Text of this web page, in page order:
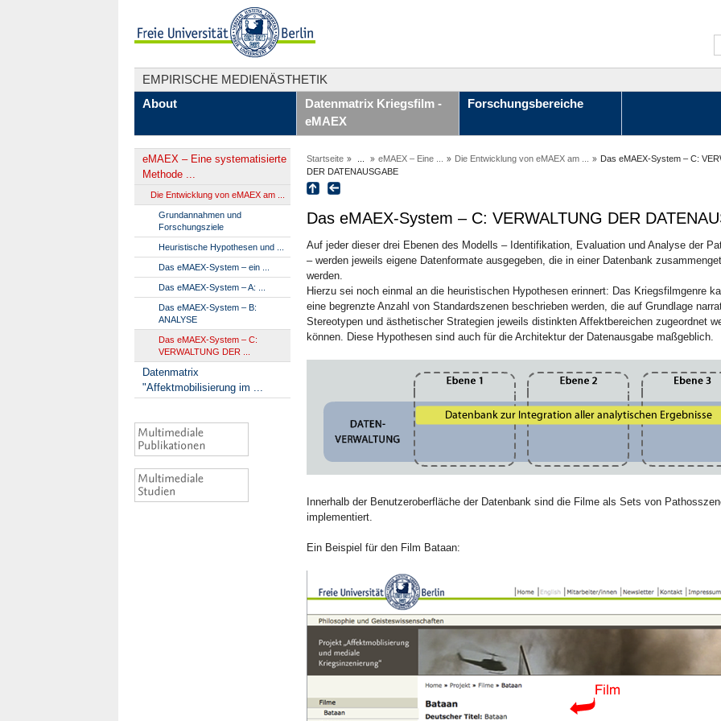
EMPIRISCHE MEDIENÄSTHETIK
About
Datenmatrix Kriegsfilm -
eMAEX
Forschungsbereiche
eMAEX – Eine systematisierte
Methode ...
Die Entwicklung von eMAEX am ...
Grundannahmen und
Forschungsziele
Heuristische Hypothesen und ...
Das eMAEX-System – ein ...
Das eMAEX-System – A: ...
Das eMAEX-System – B:
ANALYSE
Das eMAEX-System – C:
VERWALTUNG DER ...
Datenmatrix
"Affektmobilisierung im ...
Startseite eMAEX – Eine ... Die Entwicklung von eMAEX am ...
Das eMAEX-System – C:
DER DATENAUSGABE
Das eMAEX-System – C: VERWALTUNG DER
Auf jeder dieser drei Ebenen des Modells – Identifikation, Evaluation und Analyse der
– werden jeweils eigene Datenformate ausgegeben, die in einer Datenbank
werden.
Hierzu sei noch einmal an die heuristischen Hypothesen erinnert: Das Kriegsfilmgenre
eine begrenzte Anzahl von Standardszenen beschrieben werden, die auf Grundlage
Stereotypen und ästhetischer Strategien jeweils distinkten Affektbereichen zugeordnet
können. Diese Hypothesen sind auch für die Architektur der Datenausgabe maßgeblich.
Innerhalb der Benutzeroberfläche der Datenbank sind die Filme als Sets von
implementiert.
Ein Beispiel für den Film Bataan: